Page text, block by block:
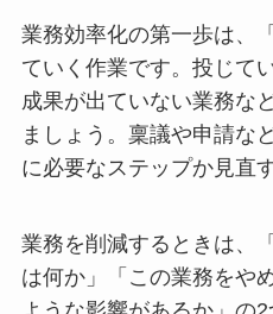
業務効率化の第一歩は、
ていく作業です。投じて
成果が出ていない業務な
ましょう。稟議や申請な
に必要なステップか見直
業務を削減するときは、
は何か」「この業務をや